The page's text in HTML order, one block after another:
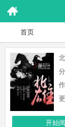
首页
开始